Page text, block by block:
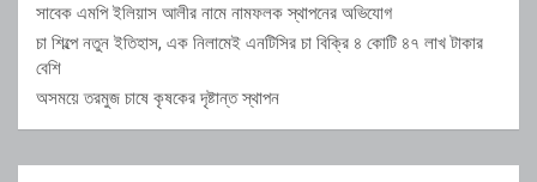
সাবেক এমপি ইলিয়াস আলীর নামে নামফলক স্থাপনের অভিযোগ
চা শিল্পে নতুন ইতিহাস, এক নিলামেই এনটিসির চা বিক্রি ৪ কোটি ৪৭ লাখ টাকার
বেশি
অসময়ে তরমুজ চাষে কৃষকের দৃষ্টান্ত স্থাপন